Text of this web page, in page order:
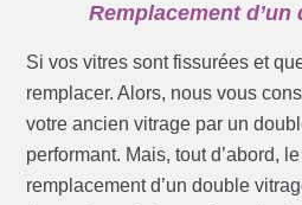
Remplacement
Si vos vitres sont fissurées et
remplacer. Alors, nous vous
votre ancien vitrage par un
performant. Mais, tout d’abord,
remplacement d’un double